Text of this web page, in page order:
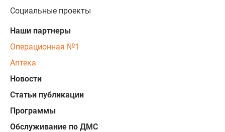
Социальные проекты
Наши партнеры
Операционная №1
Аптека
Новости
Статьи публикации
Программы
Обслуживание по ДМС